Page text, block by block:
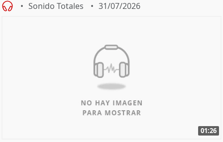
Sonido Totales 31/07/2026
01:26